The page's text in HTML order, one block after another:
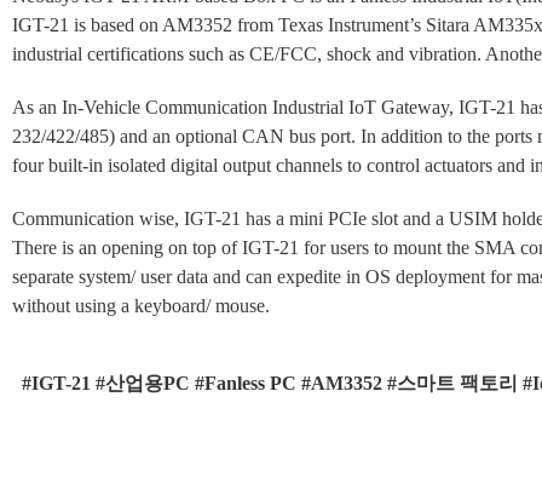
IGT-21 is based on AM3352 from Texas Instrument’s Sitara
industrial certifications such as CE/FCC, shock and vibration.
As an In-Vehicle Communication Industrial IoT Gateway, IGT-21
232/422/485) and an optional CAN bus port. In addition to the ports
four built-in isolated digital output channels to control actuators and
Communication wise, IGT-21 has a mini PCIe slot and a USIM
There is an opening on top of IGT-21 for users to mount the SMA
separate system/ user data and can expedite in OS deployment for
without using a keyboard/ mouse.
#IGT-21 #산업용PC #Fanless PC #AM3352 #스마트 팩토리